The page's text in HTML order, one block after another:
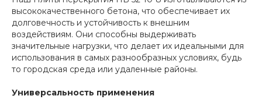
высококачественного бетона, что обеспечивает их
долговечность и устойчивость к внешним
воздействиям. Они способны выдерживать
значительные нагрузки, что делает их идеальными для
использования в самых разнообразных условиях, будь
то городская среда или удаленные районы.
Универсальность применения